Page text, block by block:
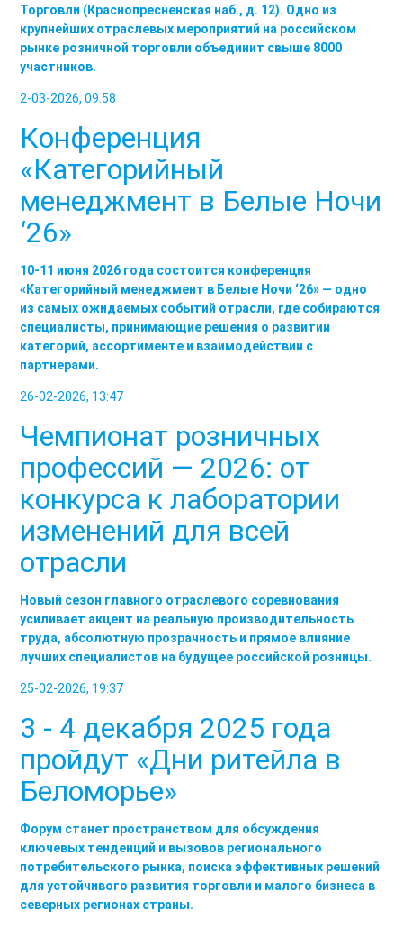
Торговли (Краснопресненская наб., д. 12). Одно из
крупнейших отраслевых мероприятий на российском
рынке розничной торговли объединит свыше 8000
участников.
2-03-2026, 09:58
Конференция
«Категорийный
менеджмент в Белые Ночи
‘26»
10-11 июня 2026 года состоится конференция
«Категорийный менеджмент в Белые Ночи ‘26» — одно
из самых ожидаемых событий отрасли, где собираются
специалисты, принимающие решения о развитии
категорий, ассортименте и взаимодействии с
партнерами.
26-02-2026, 13:47
Чемпионат розничных
профессий — 2026: от
конкурса к лаборатории
изменений для всей
отрасли
Новый сезон главного отраслевого соревнования
усиливает акцент на реальную производительность
труда, абсолютную прозрачность и прямое влияние
лучших специалистов на будущее российской розницы.
25-02-2026, 19:37
3 - 4 декабря 2025 года
пройдут «Дни ритейла в
Беломорье»
Форум станет пространством для обсуждения
ключевых тенденций и вызовов регионального
потребительского рынка, поиска эффективных решений
для устойчивого развития торговли и малого бизнеса в
северных регионах страны.